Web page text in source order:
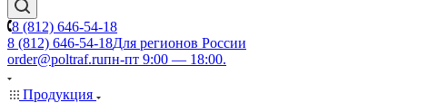
8 (812) 646-54-18
8 (812) 646-54-18Для регионов России
order@poltraf.ruпн-пт 9:00 — 18:00.
Продукция